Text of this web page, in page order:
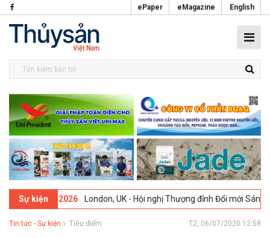
ePaper eMagazine English
Sự kiện
02-2026 London, UK - Hội nghị Thượng đỉnh Đổi mới Sáng tạo
Tin tức - Sự kiện Tiêu điểm T2, 06/07/2020 12:58